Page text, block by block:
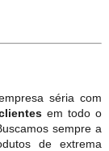
séria com
em todo o
sempre a
de extrema